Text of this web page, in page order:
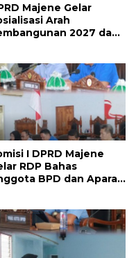
Majene Gelar
Arah
2027 dan
I DPRD Majene
RDP Bahas
BPD dan Aparat